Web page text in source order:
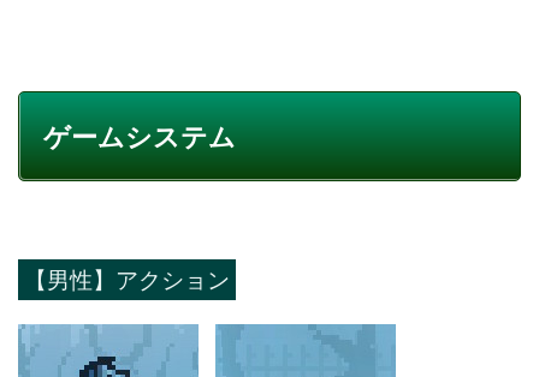
ゲームシステム
【男性】アクション